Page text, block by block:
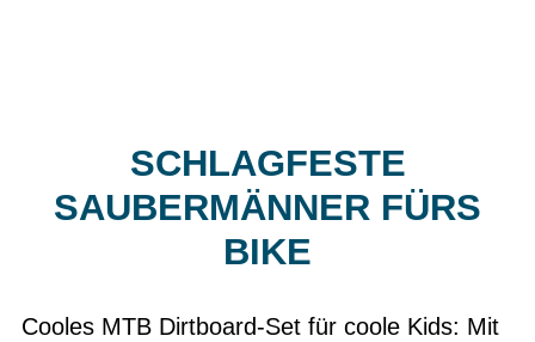
SCHLAGFESTE
SAUBERMÄNNER FÜRS
BIKE
Cooles MTB Dirtboard-Set für coole Kids: Mit